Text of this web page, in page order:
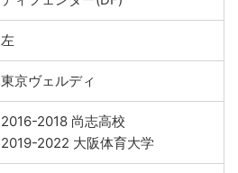
左
東京ヴェルディ
2016-2018 尚志高校
2019-2022 大阪体育大学